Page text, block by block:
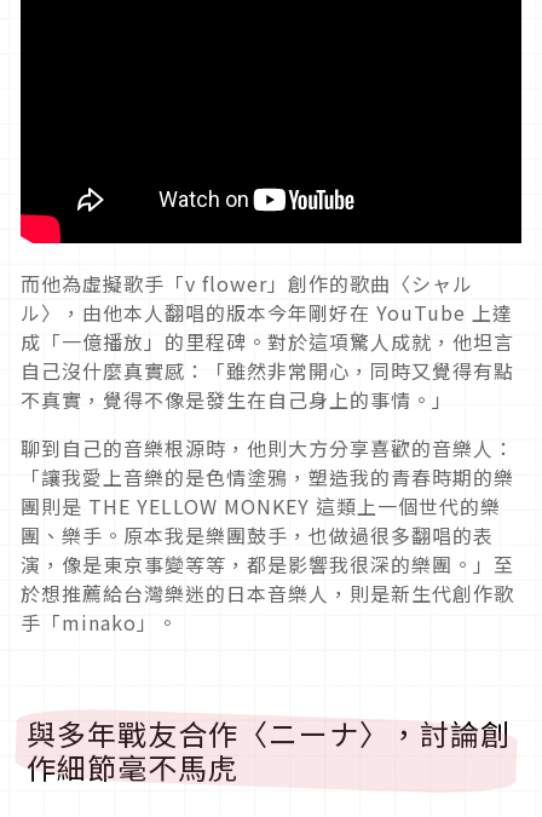
而他為虛擬歌手「v flower」創作的歌曲 〈シャル
ル〉，由他本人翻唱的版本今年剛好在 YouTube 上達
成「一億播放」的里程碑。對於這項驚人成就，他坦言
自己沒什麼真實感：「雖然非常開心，同時又覺得有點
不真實，覺得不像是發生在自己身上的事情。」
聊到自己的音樂根源時，他則大方分享喜歡的音樂人：
「讓我愛上音樂的是色情塗鴉，塑造我的青春時期的樂
團則是 THE YELLOW MONKEY 這類上一個世代的樂
團、樂手。原本我是樂團鼓手，也做過很多翻唱的表
演，像是東京事變等等，都是影響我很深的樂團。」至
於想推薦給台灣樂迷的日本音樂人，則是新生代創作歌
手「minako 」。
與多年戰友合作〈ニーナ〉，討論創
作細節毫不馬虎